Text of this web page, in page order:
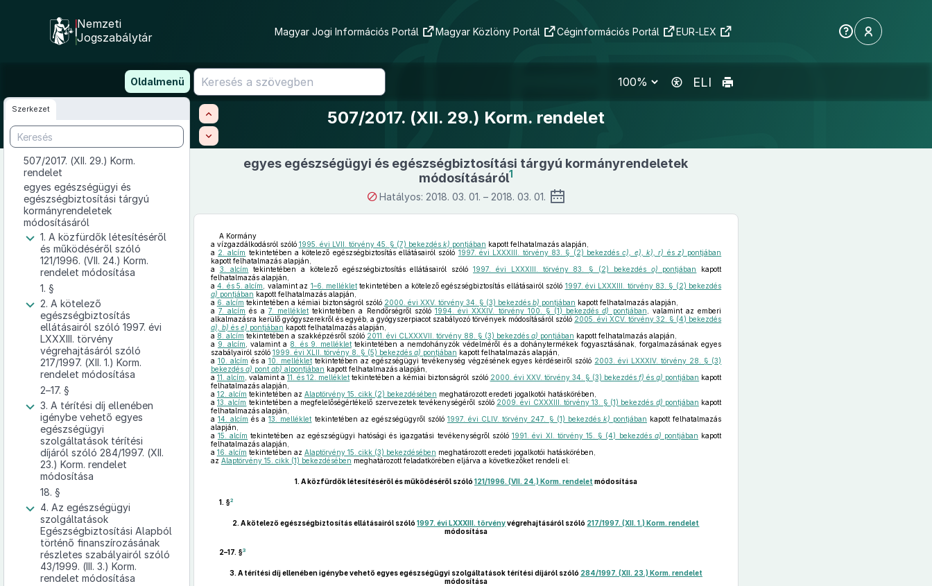
tartalomra
Nemzeti
Jogszabálytár
Magyar Jogi Információs Portál Magyar Közlöny Portál Céginformációs Portál EUR-LEX
Oldalmenü ELI
Szerkezet
507/2017. (XII. 29.) Korm.
rendelet
egyes egészségügyi és
egészségbiztosítási tárgyú
kormányrendeletek
módosításáról
1. A közfürdők létesítéséről
és működéséről szóló
121/1996. (VII. 24.) Korm.
rendelet módosítása
1. §
2. A kötelező
egészségbiztosítás
ellátásairól szóló 1997. évi
LXXXIII. törvény
végrehajtásáról szóló
217/1997. (XII. 1.) Korm.
rendelet módosítása
2–17. §
3. A térítési díj ellenében
igénybe vehető egyes
egészségügyi
szolgáltatások térítési
díjáról szóló 284/1997. (XII.
23.) Korm. rendelet
módosítása
18. §
4. Az egészségügyi
szolgáltatások
Egészségbiztosítási Alapból
történő finanszírozásának
részletes szabályairól szóló
43/1999. (III. 3.) Korm.
rendelet módosítása
507/2017. (XII. 29.) Korm. rendelet
egyes egészségügyi és egészségbiztosítási tárgyú kormányrendeletek
módosításáról1
Hatályos: 2018. 03. 01. – 2018. 03. 01.
A Kormány
a vízgazdálkodásról szóló 1995. évi LVII. törvény 45. § (7) bekezdés k) pontjában kapott felhatalmazás alapján,
a 2. alcím tekintetében a kötelező egészségbiztosítás ellátásairól szóló 1997. évi LXXXIII. törvény 83. § (2) bekezdésc), e), k), r) és z) pontjában
kapott felhatalmazás alapján,
a 3. alcím tekintetében a kötelező egészségbiztosítás ellátásairól szóló1997. évi LXXXIII. törvény 83. § (2) bekezdés o) pontjában
kapott
felhatalmazás alapján,
a4. és 5. alcím , valamint az 1–6. melléklettekintetében a kötelező egészségbiztosítás ellátásairól szóló 1997. évi LXXXIII. törvény 83. § (2) bekezdés
a) pontjában kapott felhatalmazás alapján,
a 6. alcím tekintetében a kémiai biztonságról szóló 2000. évi XXV. törvény 34. § (3) bekezdés b) pontjában kapott felhatalmazás alapján,
a 7. alcím és a 7. melléklettekintetében a Rendőrségről szóló 1994. évi XXXIV. törvény 100. § (1) bekezdésd) pontjában , valamint az emberi
alkalmazásra kerülő gyógyszerekről és egyéb, a gyógyszerpiacot szabályozó törvények módosításáról szóló 2005. évi XCV. törvény 32. § (4) bekezdés
a), b) és e) pontjában kapott felhatalmazás alapján,
a 8. alcím tekintetében a szakképzésről szóló 2011. évi CLXXXVII. törvény 88. § (3) bekezdés a) pontjában kapott felhatalmazás alapján,
a 9. alcím , valamint a 8. és 9. melléklettekintetében a nemdohányzók védelméről és a dohánytermékek fogyasztásának, forgalmazásának egyes
szabályairól szóló 1999. évi XLII. törvény 8. § (5) bekezdés a) pontjában kapott felhatalmazás alapján,
a 10. alcím és a 10. melléklettekintetében az egészségügyi tevékenység végzésének egyes kérdéseiről szóló 2003. évi LXXXIV. törvény 28. § (3)
bekezdés a) pont ab) alpontjában kapott felhatalmazás alapján,
a 11. alcím , valamint a11. és 12. melléklet tekintetében a kémiai biztonságról szóló 2000. évi XXV. törvény 34. § (3) bekezdésf) ésg) pontjában kapott
felhatalmazás alapján,
a 12. alcím tekintetében az Alaptörvény 15. cikk (2) bekezdésében meghatározott eredeti jogalkotói hatáskörében,
a13. alcím tekintetében a megfelelőségértékelő szervezetek tevékenységéről szóló 2009. évi CXXXIII. törvény 13. § (1) bekezdés d) pontjában kapott
felhatalmazás alapján,
a 14. alcím és a13. melléklet tekintetében az egészségügyről szóló 1997. évi CLIV. törvény 247. § (1) bekezdés k) pontjában kapott felhatalmazás
alapján,
a15. alcím tekintetében az egészségügyi hatósági és igazgatási tevékenységről szóló1991. évi XI. törvény 15. § (4) bekezdés a) pontjában kapott
felhatalmazás alapján,
a 16. alcím tekintetében az Alaptörvény 15. cikk (3) bekezdésében meghatározott eredeti jogalkotói hatáskörében,
az Alaptörvény 15. cikk (1) bekezdésében meghatározott feladatkörében eljárva a következőket rendeli el:
1. A közfürdők létesítéséről és működéséről szóló 121/1996. (VII. 24.) Korm. rendelet módosítása
1. §2
2. A kötelező egészségbiztosítás ellátásairól szóló1997. évi LXXXIII. törvényvégrehajtásáról szóló 217/1997. (XII. 1.) Korm. rendelet
módosítása
2–17. §3
3. A térítési díj ellenében igénybe vehető egyes egészségügyi szolgáltatások térítési díjáról szóló 284/1997. (XII. 23.) Korm. rendelet
módosítása